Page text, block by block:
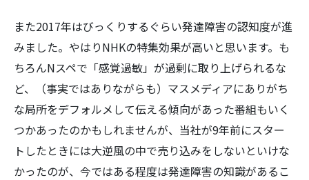
また2017年はびっくりするぐらい発達障害の認知度が進
みました。やはりNHKの特集効果が高いと思います。も
ちろんNスペで「感覚過敏」が過剰に取り上げられるな
ど、（事実ではありながらも）マスメディアにありがち
な局所をデフォルメして伝える傾向があった番組もいく
つかあったのかもしれませんが、当社が9年前にスター
トしたときには大逆風の中で売り込みをしないといけな
かったのが、今ではある程度は発達障害の知識があるこ